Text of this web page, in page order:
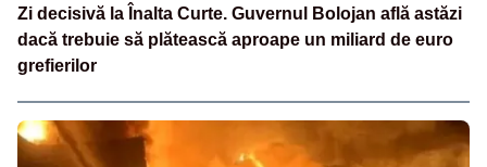
Zi decisivă la Înalta Curte. Guvernul Bolojan află astăzi
dacă trebuie să plătească aproape un miliard de euro
grefierilor